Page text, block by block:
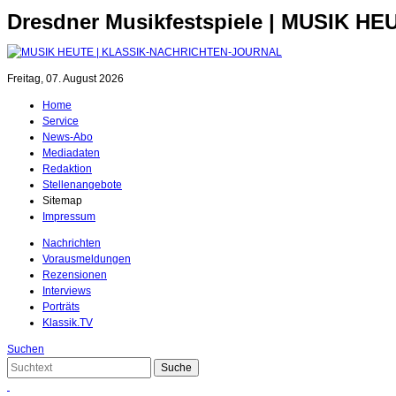
Dresdner Musikfestspiele | MUSIK
Freitag, 07. August 2026
Home
Service
News-Abo
Mediadaten
Redaktion
Stellenangebote
Sitemap
Impressum
Nachrichten
Vorausmeldungen
Rezensionen
Interviews
Porträts
Klassik.TV
Suchen